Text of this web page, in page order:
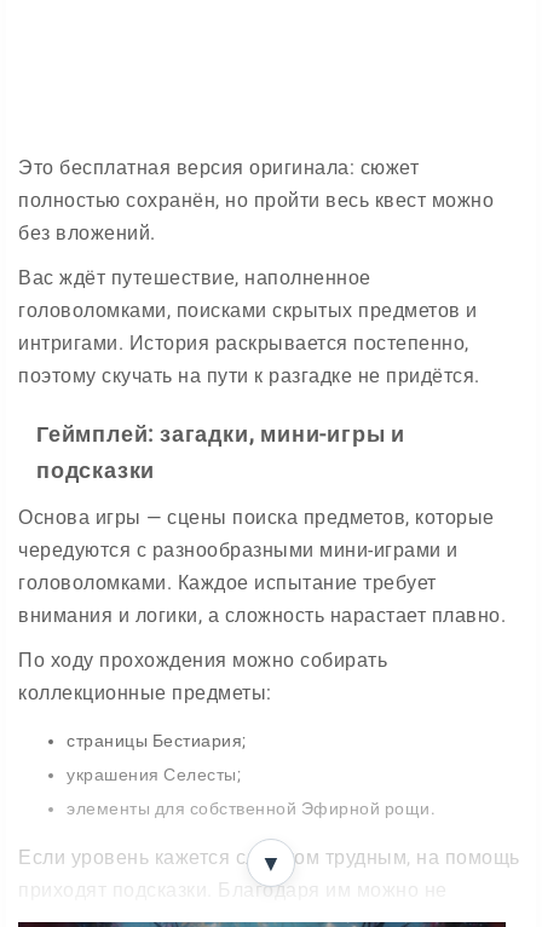
Это бесплатная версия оригинала: сюжет
полностью сохранён, но пройти весь квест можно
без вложений.
Вас ждёт путешествие, наполненное
головоломками, поисками скрытых предметов и
интригами. История раскрывается постепенно,
поэтому скучать на пути к разгадке не придётся.
Геймплей: загадки, мини-игры и
подсказки
Основа игры — сцены поиска предметов, которые
чередуются с разнообразными мини-играми и
головоломками. Каждое испытание требует
внимания и логики, а сложность нарастает плавно.
По ходу прохождения можно собирать
коллекционные предметы:
страницы Бестиария;
украшения Селесты;
элементы для собственной Эфирной рощи.
Если уровень кажется слишком трудным, на помощь
приходят подсказки. Благодаря им можно не
▼